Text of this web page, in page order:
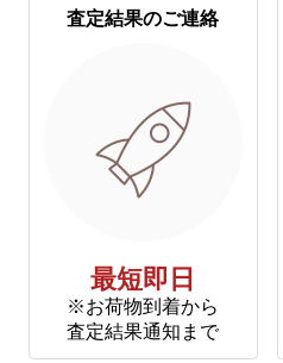
査定結果のご連絡
最短即日
※お荷物到着から
査定結果通知まで